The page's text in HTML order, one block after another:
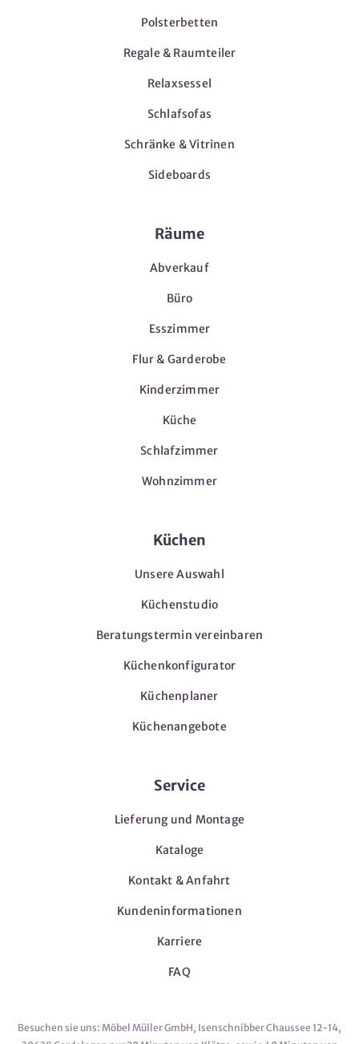
Polsterbetten
Regale & Raumteiler
Relaxsessel
Schlafsofas
Schränke & Vitrinen
Sideboards
Räume
Abverkauf
Büro
Esszimmer
Flur & Garderobe
Kinderzimmer
Küche
Schlafzimmer
Wohnzimmer
Küchen
Unsere Auswahl
Küchenstudio
Beratungstermin vereinbaren
Küchenkonfigurator
Küchenplaner
Küchenangebote
Service
Lieferung und Montage
Kataloge
Kontakt & Anfahrt
Kundeninformationen
Karriere
FAQ
Besuchen sie uns: Möbel Müller GmbH, Isenschnibber Chaussee 12-14,